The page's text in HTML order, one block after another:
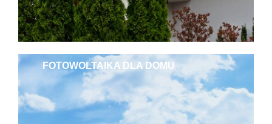
FOTOWOLTAIKA DLA DOMU